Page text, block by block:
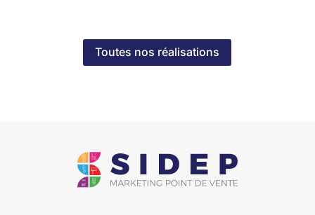
Toutes nos réalisations